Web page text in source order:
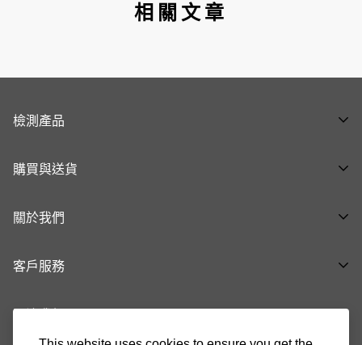
相關文章
檢測產品
全部產品 ➝
泌尿生殖健康系列 ➝
基礎健康 ➝
購買與送貨
購物流程
退換貨及退款
關於我們
關於品牌
健康知「析」
常見問題
客戶服務
cs@indicaid.com
關注我們